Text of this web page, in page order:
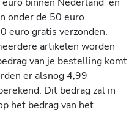
onder de 50 euro.
euro gratis verzonden.
artikelen worden
van je bestelling komt
er alsnog 4,99
Dit bedrag zal in
het bedrag van het